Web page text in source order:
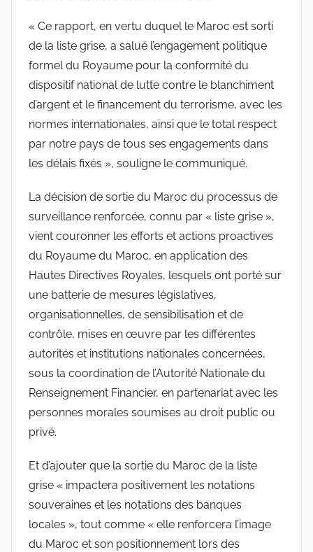
« Ce rapport, en vertu duquel le Maroc est sorti
de la liste grise, a salué l’engagement politique
formel du Royaume pour la conformité du
dispositif national de lutte contre le blanchiment
d’argent et le financement du terrorisme, avec les
normes internationales, ainsi que le total respect
par notre pays de tous ses engagements dans
les délais fixés », souligne le communiqué.
La décision de sortie du Maroc du processus de
surveillance renforcée, connu par « liste grise »,
vient couronner les efforts et actions proactives
du Royaume du Maroc, en application des
Hautes Directives Royales, lesquels ont porté sur
une batterie de mesures législatives,
organisationnelles, de sensibilisation et de
contrôle, mises en œuvre par les différentes
autorités et institutions nationales concernées,
sous la coordination de l’Autorité Nationale du
Renseignement Financier, en partenariat avec les
personnes morales soumises au droit public ou
privé.
Et d’ajouter que la sortie du Maroc de la liste
grise « impactera positivement les notations
souveraines et les notations des banques
locales », tout comme « elle renforcera l’image
du Maroc et son positionnement lors des